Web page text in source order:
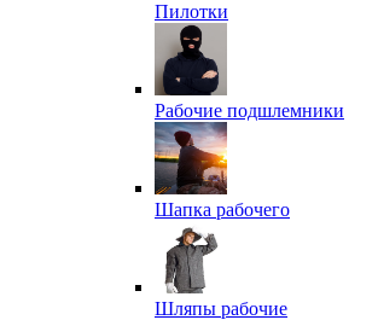
Пилотки
Рабочие подшлемники
Шапка рабочего
Шляпы рабочие